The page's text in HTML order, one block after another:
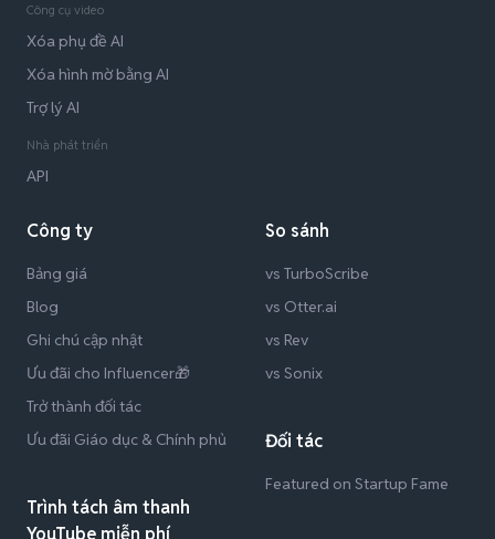
Công cụ video
Xóa phụ đề AI
Xóa hình mờ bằng AI
Trợ lý AI
Nhà phát triển
API
Công ty
Bảng giá
Blog
Ghi chú cập nhật
Ưu đãi cho Influencer🎁
Trở thành đối tác
Ưu đãi Giáo dục & Chính phủ
Trình tách âm thanh
YouTube miễn phí
So sánh
vs TurboScribe
vs Otter.ai
vs Rev
vs Sonix
Đối tác
Featured on Startup Fame